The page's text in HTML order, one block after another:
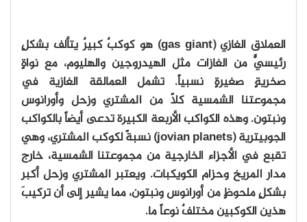
العملاق الغازي (gas giant) هو كوكبٌ كبيرٌ يتألف بشكلٍ
رئيسيٍّ من الغازات مثل الهيدروجين والهليوم، مع نواةٍ
صخريةٍ صغيرةٍ نسبياً. تشمل العمالقة الغازية في
مجموعتنا الشمسية كلاً من المشتري وزحل وأورانوس
ونبتون. وهذه الكواكب الأربعة الكبيرة تدعى أيضاً بالكواكب
الجوبيترية (jovian planets) نسبةً لكوكب المشتري، وهي
تقبع في الأجزاء الخارجية من مجموعتنا الشمسية، خارج
مدار المريخ وحزام الكويكبات. ويعتبر المشتري وزحل أكبر
بشكلٍ ملحوظٍ من أورانوس ونبتون، مما يشير إلى أن تركيبَ
هذين الكوكبين مختلفٌ نوعاً ما.